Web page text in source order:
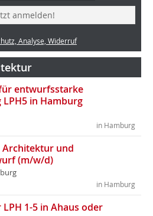
anmelden!
Analyse, Widerruf
entwurfsstarke
in Hamburg
in Hamburg
Architektur und
(m/w/d)
in Hamburg
1-5 in Ahaus oder